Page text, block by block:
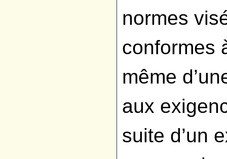
normes
conformes
même
aux
suite d’un